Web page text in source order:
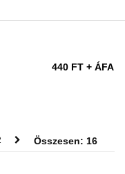
440 FT + ÁFA
Összesen: 16